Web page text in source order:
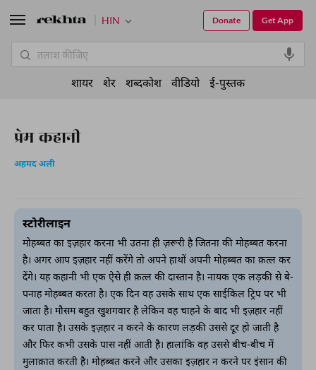
प्रेम कहानी
अहमद अली
स्टोरीलाइन
मोहब्बत का इज़हार करना भी उतना ही ज़रूरी है जितना की मोहब्बत करना
है। अगर आप इज़हार नहीं करेंगे तो अपने हाथों अपनी मोहब्बत का क़त्ल कर
देंगे। यह कहानी भी एक ऐसे ही क़त्ल की दास्तान है। नायक एक लड़की से बे-
पनाह मोहब्बत करता है। एक दिन वह उसके साथ एक साईकिल ट्रिप पर भी
जाता है। मौसम बहुत खु़शगवार है लेकिन वह चाहने के बाद भी इज़हार नहीं
कर पाता है। उसके इज़हार न करने के कारण लड़की उससे दूर हो जाती है
और फिर कभी उसके पास नहीं आती है। हालांकि वह उससे बीच-बीच में
मुलाक़ात करती है। मोहब्बत करने और उसका इज़हार न करने पर इंसान की
HIN Get App
Donate
शायर शेर शब्दकोश वीडियो ई-पुस्तक